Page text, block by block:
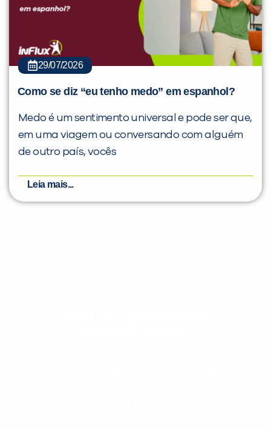
29/07/2026
Como se diz “eu tenho medo” em espanhol?
Medo é um sentimento universal e pode ser que,
em uma viagem ou conversando com alguém
de outro país, vocês
Leia mais...